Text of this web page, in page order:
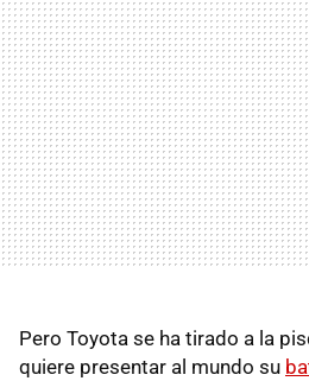
Pero Toyota se ha tirado a la
quiere presentar al mundo su